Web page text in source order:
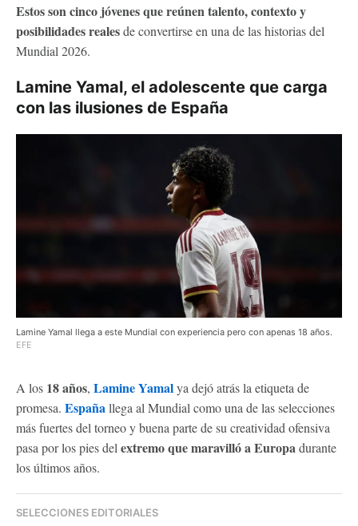
Estos son cinco jóvenes que reúnen talento, contexto y
posibilidades realesde convertirse en una de las historias del
Mundial 2026.
Lamine Yamal, el adolescente que carga
con las ilusiones de España
Lamine Yamal llega a este Mundial con experiencia pero con apenas 18 años.
EFE
A los 18 años, Lamine Yamalya dejó atrás la etiqueta de
promesa. España llega al Mundial como una de las selecciones
más fuertes del torneo y buena parte de su creatividad ofensiva
pasa por los pies del extremo que maravilló a Europa durante
los últimos años.
SELECCIONES EDITORIALES